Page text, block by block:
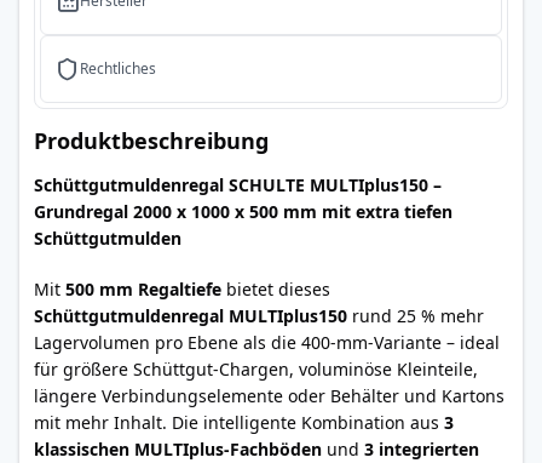
Rechtliches
Produktbeschreibung
Schüttgutmuldenregal SCHULTE MULTIplus150 –
Grundregal 2000 x 1000 x 500 mm mit extra tiefen
Schüttgutmulden
Mit 500 mm Regaltiefe bietet dieses
Schüttgutmuldenregal MULTIplus150 rund 25 % mehr
Lagervolumen pro Ebene als die 400-mm-Variante – ideal
für größere Schüttgut-Chargen, voluminöse Kleinteile,
längere Verbindungselemente oder Behälter und Kartons
mit mehr Inhalt. Die intelligente Kombination aus 3
klassischen MULTIplus-Fachböden und 3 integrierten